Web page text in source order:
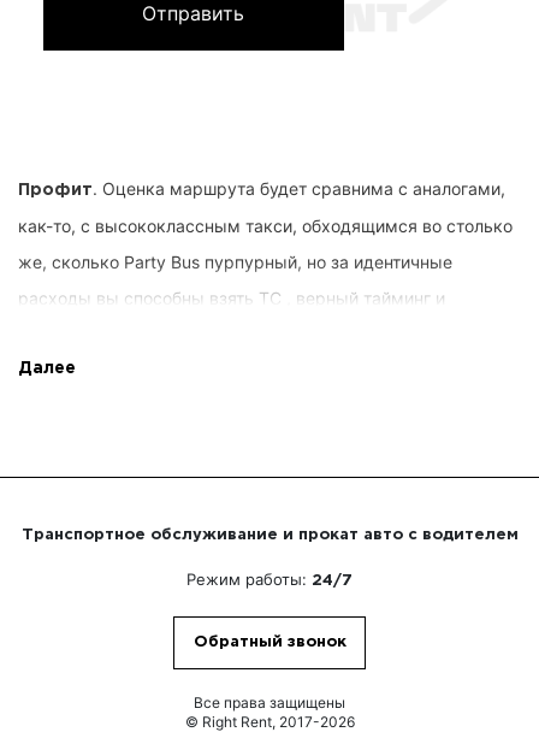
Отправить
Профит. Оценка маршрута будет сравнима с аналогами,
как-то, с высококлассным такси, обходящимся во столько
же, сколько Party Bus пурпурный, но за идентичные
расходы вы способны взять ТС , верный тайминг и
Right Rent. Интересы покупателей фиксируются вовремя,
умудритесь заниматься персональными процессами или
беседовать с товарищами по работе. Командирами
заслужившие колоссальный экспириенс автовождения,
Далее
Транспортное обслуживание и прокат авто с водителем
Режим работы: 24/7
Обратный звонок
Все права защищены
© Right Rent, 2017-2026